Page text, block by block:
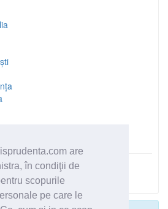
are
în condiţii de
scopurile
pe care le